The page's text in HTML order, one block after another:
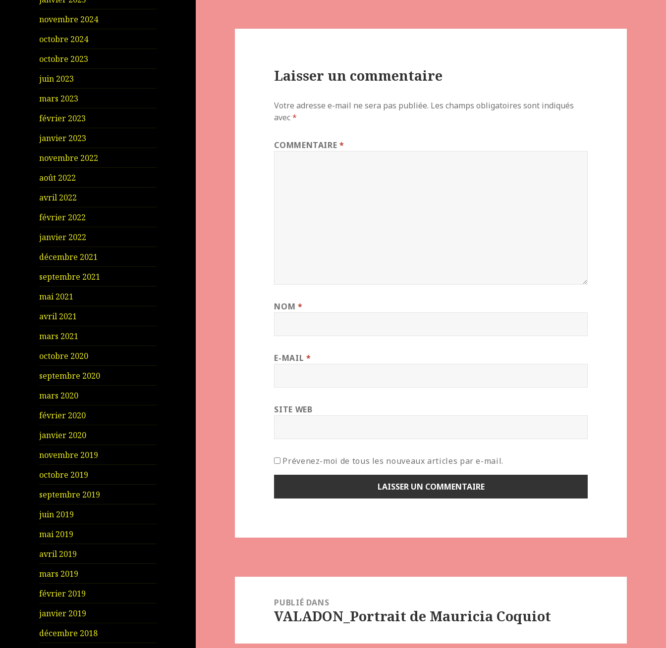
novembre 2024
octobre 2024
octobre 2023
juin 2023
mars 2023
février 2023
janvier 2023
novembre 2022
août 2022
avril 2022
février 2022
janvier 2022
décembre 2021
septembre 2021
mai 2021
avril 2021
mars 2021
octobre 2020
septembre 2020
mars 2020
février 2020
janvier 2020
novembre 2019
octobre 2019
septembre 2019
juin 2019
mai 2019
avril 2019
mars 2019
février 2019
janvier 2019
décembre 2018
Laisser un commentaire
Votre adresse e-mail ne sera pas publiée. Les champs obligatoires sont indiqués
avec*
COMMENTAIRE*
NOM *
E-MAIL *
SITE WEB
Prévenez-moi de tous les nouveaux articles par e-mail.
l’article
PUBLIÉ DANS
VALADON_Portrait de Mauricia Coquiot